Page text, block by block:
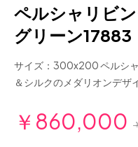
ペルシャリビ
グリーン17883
サイズ：300x200 ペルシ
＆シルクのメダリオンデザ
￥860,000